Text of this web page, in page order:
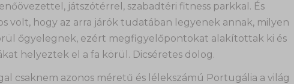
játszótérrel, szabadtéri fitness parkkal. És
volt, hogy az arra járók tudatában legyenek annak, milyen
őgyelegnek, ezért megfigyelőpontokat alakítottak ki és
helyeztek el a fa körül. Dicséretes dolog.
csaknem azonos méretű és lélekszámú Portugália a világ